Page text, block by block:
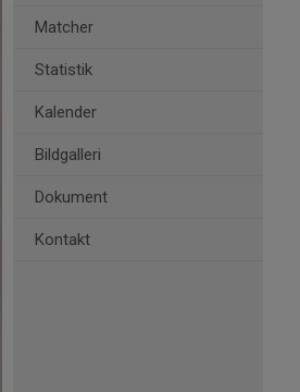
Matcher
Statistik
Kalender
Bildgalleri
Dokument
Kontakt